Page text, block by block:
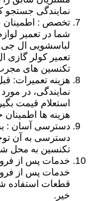
نمایندگی جستجو
تخصص : اطمینان
شما در تعمیر
لباسشویی ال
تعمیر کولر گازی
تکنسین های
هزینه تعمیرات:
نمایندگی، در
استعلام قیمت
هزینه ها اطمینان
دسترسی آسان :
دسترسی به آن
تکنسین به محل
خدمات پس از
خدمات پس از
قطعات استفاده
خیر.